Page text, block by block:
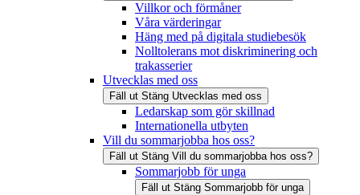
Villkor och förmåner
Våra värderingar
Häng med på digitala studiebesök
Nolltolerans mot diskriminering och
trakasserier
Utvecklas med oss
Fäll ut Stäng Utvecklas med oss
Ledarskap som gör skillnad
Internationella utbyten
Vill du sommarjobba hos oss?
Fäll ut Stäng Vill du sommarjobba hos oss?
Sommarjobb för unga
Fäll ut Stäng Sommarjobb för unga